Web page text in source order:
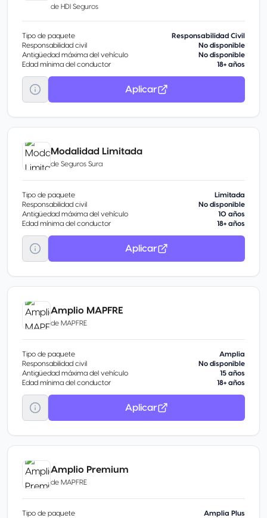
de HDI Seguros
Tipo de paquete
Responsabilidad Civil
Responsabilidad civil
No disponible
Antigüedad máxima del vehículo
No disponible
Edad mínima del conductor
18+ años
Aplicar
Modalidad Limitada
de Seguros Sura
Tipo de paquete
Limitada
Responsabilidad civil
No disponible
Antigüedad máxima del vehículo
10 años
Edad mínima del conductor
18+ años
Aplicar
Amplio MAPFRE
de MAPFRE
Tipo de paquete
Amplia
Responsabilidad civil
No disponible
Antigüedad máxima del vehículo
15 años
Edad mínima del conductor
18+ años
Aplicar
Amplio Premium
de MAPFRE
Tipo de paquete
Amplia Plus